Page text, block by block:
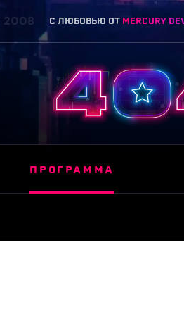
2008 C ЛЮБОВЬЮ ОТ MERCURY
ПРОГРАММА